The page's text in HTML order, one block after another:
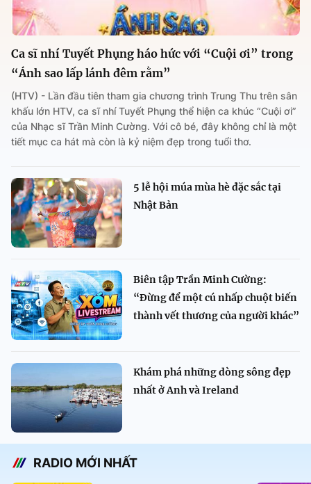
Ca sĩ nhí Tuyết Phụng háo hức với “Cuội ơi” trong
“Ánh sao lấp lánh đêm rằm”
(HTV) - Lần đầu tiên tham gia chương trình Trung Thu trên sân
khấu lớn HTV, ca sĩ nhí Tuyết Phụng thể hiện ca khúc “Cuội ơi”
của Nhạc sĩ Trần Minh Cường. Với cô bé, đây không chỉ là một
tiết mục ca hát mà còn là kỷ niệm đẹp trong tuổi thơ.
5 lễ hội múa mùa hè đặc sắc tại
Nhật Bản
Biên tập Trần Minh Cường:
“Đừng để một cú nhấp chuột biến
thành vết thương của người khác”
Khám phá những dòng sông đẹp
nhất ở Anh và Ireland
RADIO MỚI NHẤT